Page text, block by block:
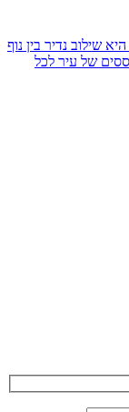
שילוב נדיר בין נוף
של עיר לכל